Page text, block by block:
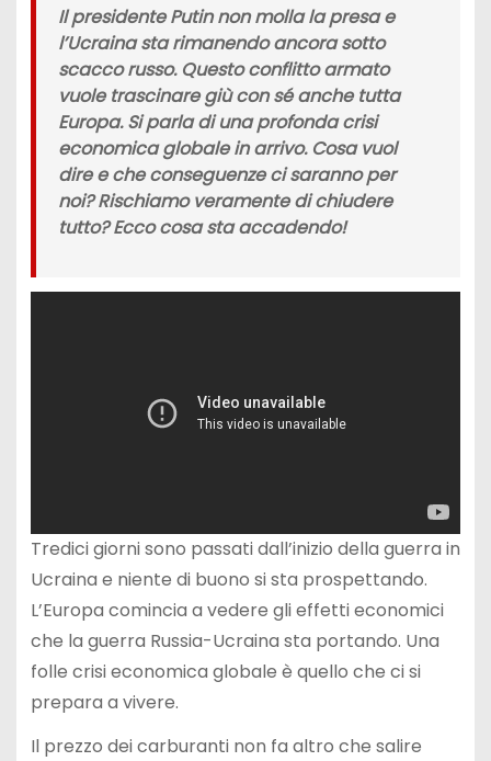
Il presidente Putin non molla la presa e
l’Ucraina sta rimanendo ancora sotto
scacco russo. Questo conflitto armato
vuole trascinare giù con sé anche tutta
Europa. Si parla di una profonda crisi
economica globale in arrivo. Cosa vuol
dire e che conseguenze ci saranno per
noi? Rischiamo veramente di chiudere
tutto? Ecco cosa sta accadendo!
Tredici giorni sono passati dall’inizio della guerra in
Ucraina e niente di buono si sta prospettando.
L’Europa comincia a vedere gli effetti economici
che la guerra Russia-Ucraina sta portando. Una
folle crisi economica globale è quello che ci si
prepara a vivere.
Il prezzo dei carburanti non fa altro che salire